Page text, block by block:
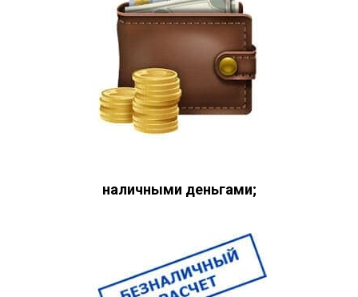
наличными деньгами;